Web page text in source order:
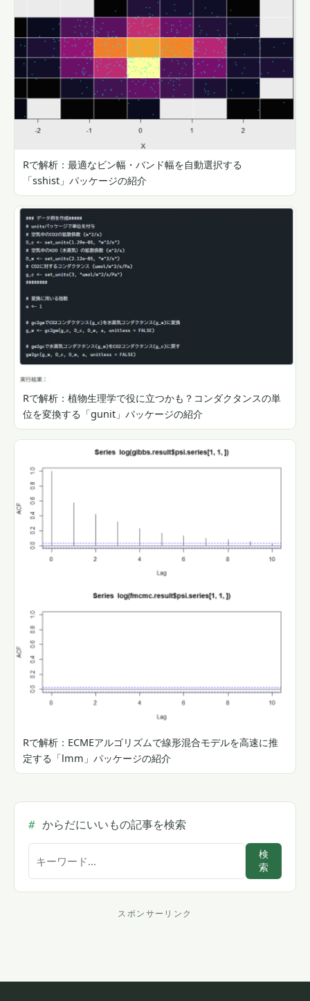
Rで解析：最適なビン幅・バンド幅を自動選択する
「sshist」パッケージの紹介
Rで解析：植物生理学で役に立つかも？コンダクタンスの単
位を変換する「gunit」パッケージの紹介
Rで解析：ECMEアルゴリズムで線形混合モデルを高速に推
定する「lmm」パッケージの紹介
からだにいいもの記事を検索
ト
検
索
スポンサーリンク
ン